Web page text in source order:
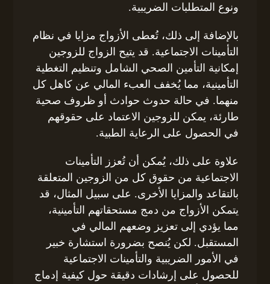
ونوع المتطلبات الضريبية.
بالإضافة إلى ذلك، تُعطى الأزواج مزايا في نظام
التأمينات الاجتماعية. قد يتيح الزواج للزوجين
إمكانية التأمين الصحي الشامل وتنظيم التغطية
التأمينية، مما يُخفف العبء المالي عن كاهل كل
منهما. في حالة حدوث حوادث أو ظروف صحية
طارئة، يمكن للزوجين الاعتماد على حقوقهم
في الحصول على الرعاية الطبية.
علاوة على ذلك، يُمكن أن تُعزز التأمينات
الاجتماعية من حقوق كل من الزوجين المتعلقة
بالتقاعد والمزايا الأخرى. على سبيل المثال، قد
يتمكن الأزواج من دمج مستحقاتهم التأمينية،
مما يؤدي إلى تعزيز وضعهم المالي في
المستقبل. لكن يُنصح بضرورة استشارة خبير
في الأمور الضريبية والتأمينات الاجتماعية
للحصول على إرشادات دقيقة حول كيفية إدماج